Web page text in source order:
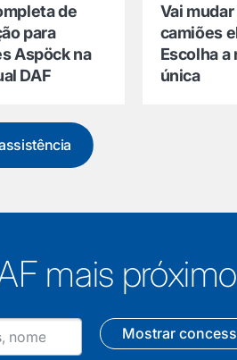
de
para
Aspöck na
DAF
Vai mudar
camiões
Escolha a
única
mais próximo
Mostrar